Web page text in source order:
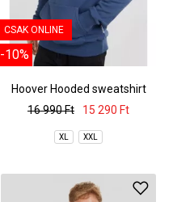
CSAK ONLINE
-10%
Hoover Hooded sweatshirt
16 990 Ft
15 290 Ft
XL XXL